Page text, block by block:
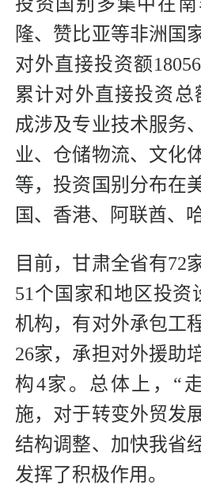
投资国别多集中在
隆、赞比亚等非洲国
对外直接投资额
累计对外直接投资总
成涉及专业技术服务
业、仓储物流、文化
等，投资国别分布在
国、香港、阿联酋、
目前，甘肃全省有72
51个国家和地区投资
机构，有对外承包工
26家，承担对外援助
构4家。总体上，“
施，对于转变外贸发
结构调整、加快我省
发挥了积极作用。